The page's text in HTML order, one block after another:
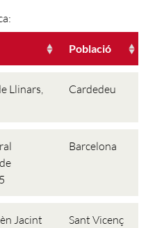
Població
Llinars,
Cardedeu
Barcelona
Jacint
Sant Vicenç